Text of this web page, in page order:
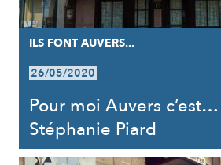
ILS FONT AUVERS...
26/05/2020
Pour moi Auvers
Stéphanie Piard